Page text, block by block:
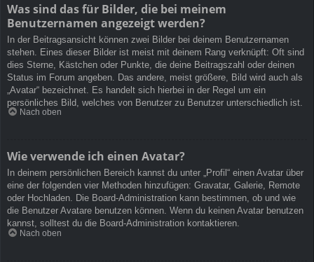
Was sind das für Bilder, die bei meinem
Benutzernamen angezeigt werden?
In der Beitragsansicht können zwei Bilder bei deinem Benutzernamen
stehen. Eines dieser Bilder ist meist mit deinem Rang verknüpft: Oft sind
dies Sterne, Kästchen oder Punkte, die deine Beitragszahl oder deinen
Status im Forum angeben. Das andere, meist größere, Bild wird auch als
„Avatar“ bezeichnet. Es handelt sich hierbei in der Regel um ein
persönliches Bild, welches von Benutzer zu Benutzer unterschiedlich ist.
Nach oben
Wie verwende ich einen Avatar?
In deinem persönlichen Bereich kannst du unter „Profil“ einen Avatar über
eine der folgenden vier Methoden hinzufügen: Gravatar, Galerie, Remote
oder Hochladen. Die Board-Administration kann bestimmen, ob und wie
die Benutzer Avatare benutzen können. Wenn du keinen Avatar benutzen
kannst, solltest du die Board-Administration kontaktieren.
Nach oben